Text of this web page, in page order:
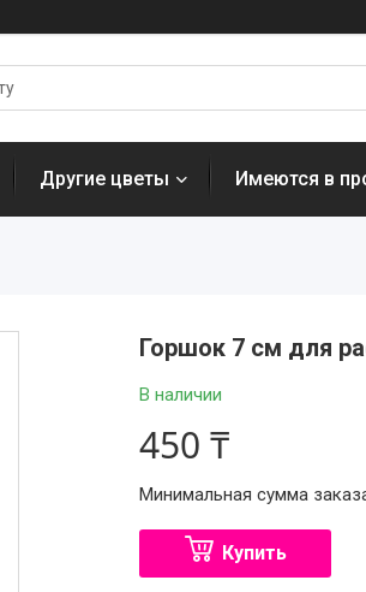
Другие цветы Имеются в
Горшок 7 см для
В наличии
450 ₸
Минимальная сумма
Купить